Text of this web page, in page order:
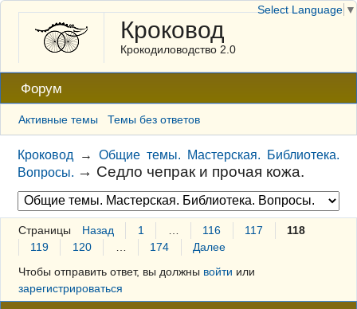
Кроковод
Крокодиловодство 2.0
Форум
Активные темы Темы без ответов
Кроковод →Общие темы. Мастерская. Библиотека.
Вопросы. → Седло чепрак и прочая кожа.
Страницы Назад 1 116 117
118
119
120 174
Далее
Чтобы отправить ответ, вы должны войти или
зарегистрироваться
Select Language ▼